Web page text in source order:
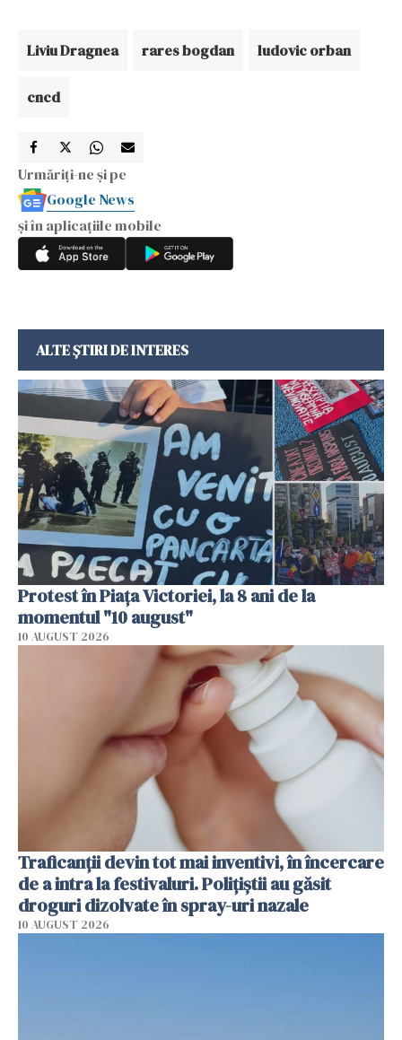
Liviu Dragnea rares bogdan ludovic orban
cncd
Urmăriți-ne și pe
Google News
și în aplicațiile mobile
ALTE ȘTIRI DE INTERES
Protest în Piața Victoriei, la 8 ani de la
momentul "10 august"
10 AUGUST 2026
Traficanții devin tot mai inventivi, în încercare
de a intra la festivaluri. Polițiștii au găsit
droguri dizolvate în spray-uri nazale
10 AUGUST 2026